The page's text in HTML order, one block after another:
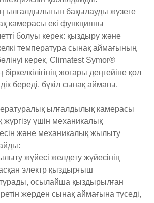
ылғалдылығын бақылауды жүзеге
камерасы екі функцияны
болуы керек: қыздыру және
температура сынақ аймағының
керек, Climatest Symor®
жоғары деңгейіне қол
береді. бүкіл сынақ аймағы.
ылғалдылық камерасы
жүргізу үшін механикалық
және механикалық жылыту
жүйесі желдету жүйесінің
электр қыздырғыш
осылайша қыздырылған
жерден сынақ аймағына түседі,